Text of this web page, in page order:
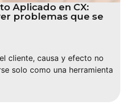
Aplicado en CX:
problemas que se
cliente, causa y efecto no
solo como una herramienta